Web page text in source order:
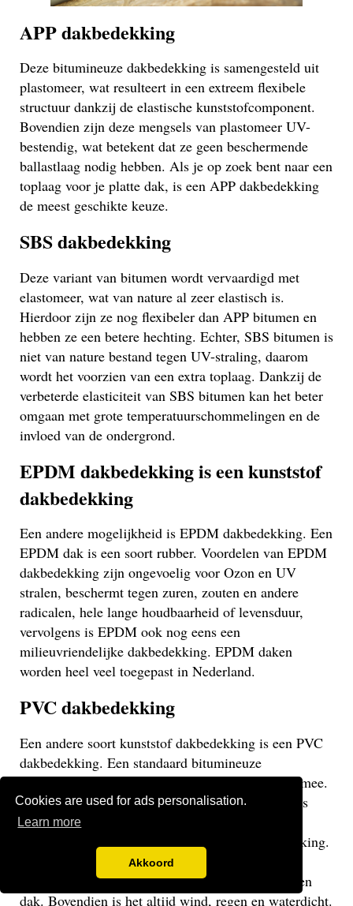
Cookies are used for ads personalisation.
Learn more
Akkoord
APP dakbedekking
Deze bitumineuze dakbedekking is samengesteld uit
plastomeer, wat resulteert in een extreem flexibele
structuur dankzij de elastische kunststofcomponent.
Bovendien zijn deze mengsels van plastomeer UV-
bestendig, wat betekent dat ze geen beschermende
ballastlaag nodig hebben. Als je op zoek bent naar een
toplaag voor je platte dak, is een APP dakbedekking
de meest geschikte keuze.
SBS dakbedekking
Deze variant van bitumen wordt vervaardigd met
elastomeer, wat van nature al zeer elastisch is.
Hierdoor zijn ze nog flexibeler dan APP bitumen en
hebben ze een betere hechting. Echter, SBS bitumen is
niet van nature bestand tegen UV-straling, daarom
wordt het voorzien van een extra toplaag. Dankzij de
verbeterde elasticiteit van SBS bitumen kan het beter
omgaan met grote temperatuurschommelingen en de
invloed van de ondergrond.
EPDM dakbedekking is een kunststof
dakbedekking
Een andere mogelijkheid is EPDM dakbedekking. Een
EPDM dak is een soort rubber. Voordelen van EPDM
dakbedekking zijn ongevoelig voor Ozon en UV
stralen, beschermt tegen zuren, zouten en andere
radicalen, hele lange houdbaarheid of levensduur,
vervolgens is EPDM ook nog eens een
milieuvriendelijke dakbedekking. EPDM daken
worden heel veel toegepast in Nederland.
PVC dakbedekking
Een andere soort kunststof dakbedekking is een PVC
dakbedekking. Een standaard bitumineuze
dakbedekking gaat veelal niet langer dan 15 jaar mee.
Een EPDM of PVC dak gaat veel langer mee en is
daarom een stuk duurzamer. Een PVC dak heeft
dezelfde eigenschappen als een EPDM dakbedekking.
Het gaat weliswaar iets minder lang mee dan een
EPDM dak, maar uiteraard langer dan een bitumen
dak. Bovendien is het altijd wind, regen en waterdicht.